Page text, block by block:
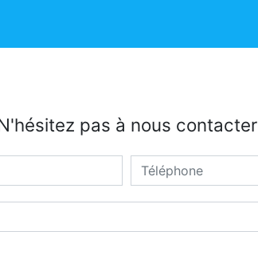
pas à nous contacter